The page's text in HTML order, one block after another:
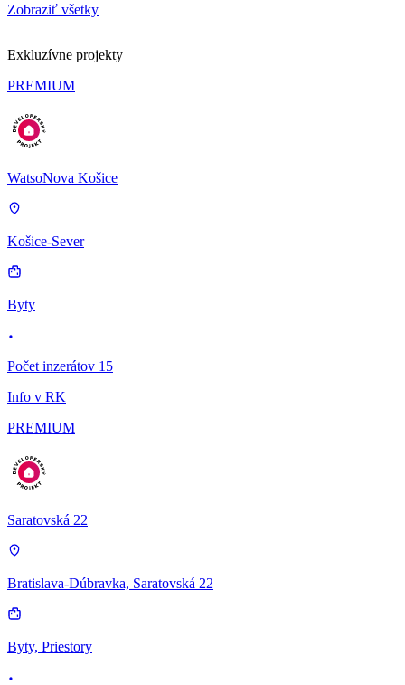
Zobraziť všetky
Exkluzívne projekty
PREMIUM
WatsoNova Košice
Košice-Sever
Byty
Počet inzerátov 15
Info v RK
PREMIUM
Saratovská 22
Bratislava-Dúbravka, Saratovská 22
Byty, Priestory